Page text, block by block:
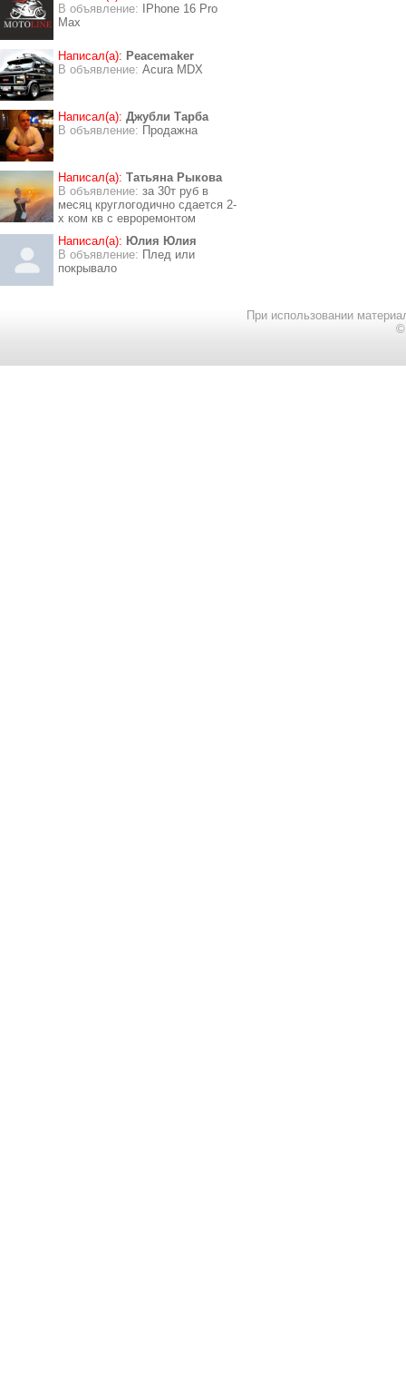
В объявление:
IPhone 16 Pro
Max
Написал(а): Peacemaker
В объявление: Acura MDX
Написал(а): Джубли Тарба
В объявление: Продажна
Написал(а): Татьяна Рыкова
В объявление: за 30т руб в
месяц круглогодично сдается 2-
х ком кв с евроремонтом
Написал(а): Юлия Юлия
В объявление: Плед или
покрывало
При использовании